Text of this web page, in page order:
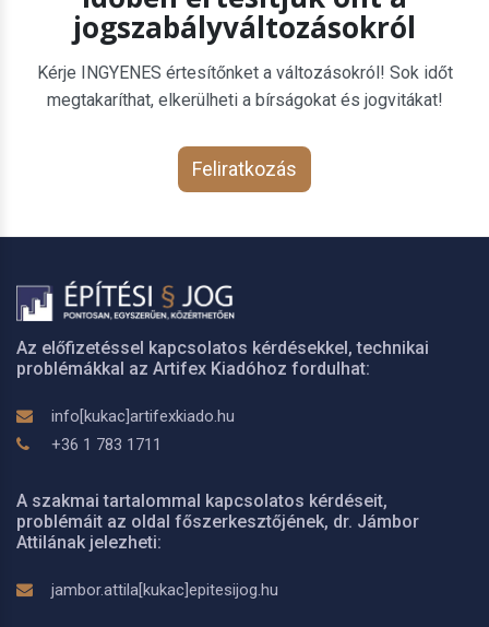
jogszabályváltozásokról
Kérje INGYENES értesítőnket a változásokról! Sok időt
megtakaríthat, elkerülheti a bírságokat és jogvitákat!
Feliratkozás
Az előfizetéssel kapcsolatos kérdésekkel, technikai
problémákkal az Artifex Kiadóhoz fordulhat:
info[kukac]artifexkiado.hu
+36 1 783 1711
A szakmai tartalommal kapcsolatos kérdéseit,
problémáit az oldal főszerkesztőjének, dr. Jámbor
Attilának jelezheti:
jambor.attila[kukac]epitesijog.hu